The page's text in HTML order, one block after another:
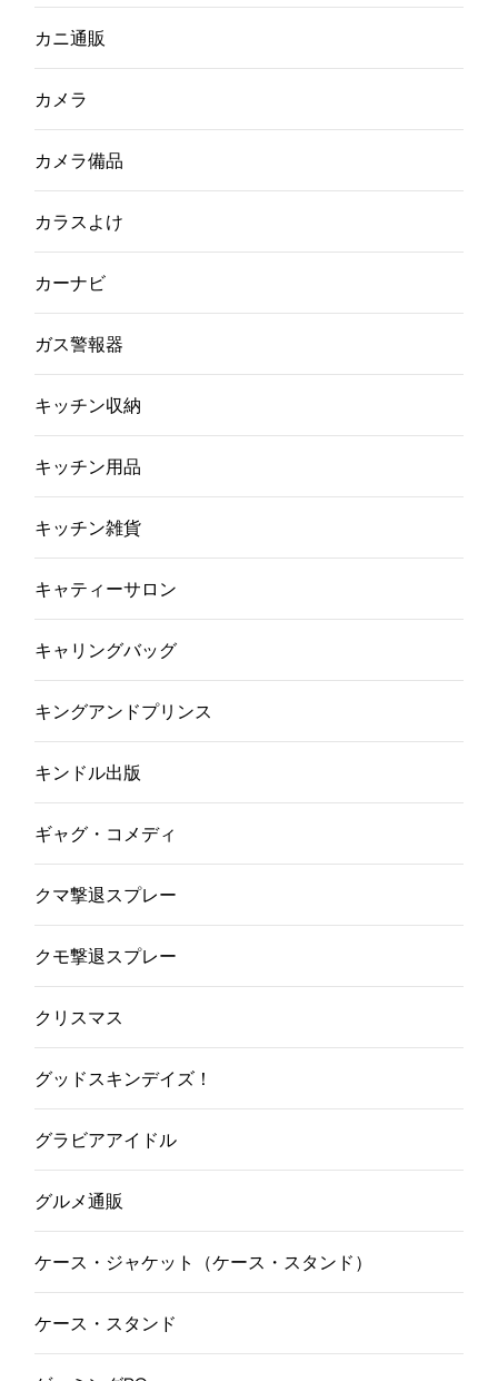
カニ通販
カメラ
カメラ備品
カラスよけ
カーナビ
ガス警報器
キッチン収納
キッチン用品
キッチン雑貨
キャティーサロン
キャリングバッグ
キングアンドプリンス
キンドル出版
ギャグ・コメディ
クマ撃退スプレー
クモ撃退スプレー
クリスマス
グッドスキンデイズ！
グラビアアイドル
グルメ通販
ケース・ジャケット（ケース・スタンド）
ケース・スタンド